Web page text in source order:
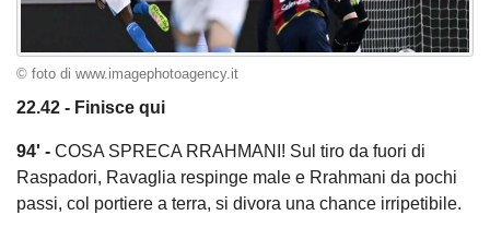
© foto di www.imagephotoagency.it
22.42 - Finisce qui
94' - COSA SPRECA RRAHMANI! Sul tiro da fuori di
Raspadori, Ravaglia respinge male e Rrahmani da pochi
passi, col portiere a terra, si divora una chance irripetibile.